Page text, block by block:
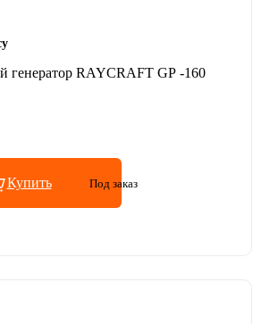
генератор RAYCRAFT GP -160
Купить Под заказ